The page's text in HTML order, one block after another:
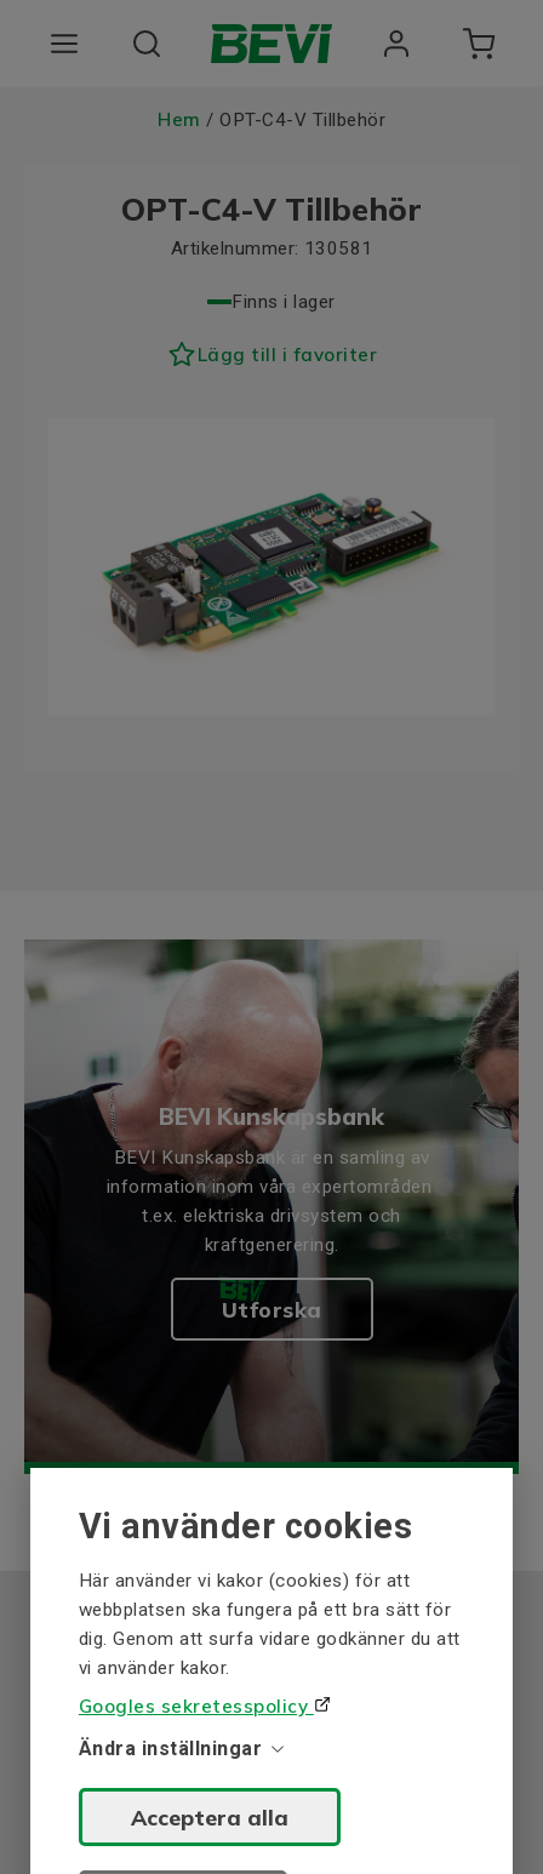
Vi använder cookies
Här använder vi kakor (cookies) för att
webbplatsen ska fungera på ett bra sätt för
dig. Genom att surfa vidare godkänner du att
vi använder kakor.
Googles sekretesspolicy
Ändra inställningar
Acceptera alla
Hem / OPT-C4-V Tillbehör
OPT-C4-V Tillbehör
Artikelnummer: 130581
Finns i lager
Lägg till i favoriter
BEVI Kunskapsbank
BEVI Kunskapsbank är en samling av
information inom våra expertområden
t.ex. elektriska drivsystem och
kraftgenerering.
Utforska
BEVI är ett av Nordens största företag inom
elektriska drivsystem och kraftgenerering.